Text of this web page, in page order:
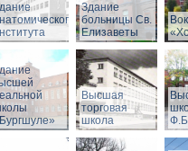
Здание
больницы Св.
Елизаветы
Высшая
торговая
школа